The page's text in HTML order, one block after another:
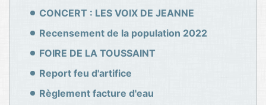
CONCERT : LES VOIX DE JEANNE
Recensement de la population 2022
FOIRE DE LA TOUSSAINT
Report feu d'artifice
Règlement facture d'eau